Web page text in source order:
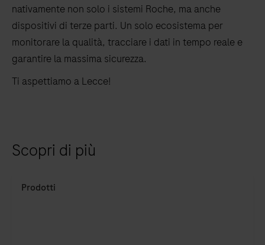
nativamente non solo i sistemi Roche, ma anche
dispositivi di terze parti. Un solo ecosistema per
monitorare la qualità, tracciare i dati in tempo reale e
garantire la massima sicurezza.
Ti aspettiamo a Lecce!
Scopri di più
Prodotti